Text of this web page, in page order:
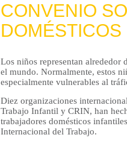
n
u
s
CONVENIO
DOMÉSTICOS
Los niños representan alrededor
el mundo. Normalmente, estos
especialmente vulnerables al
Diez organizaciones
Trabajo Infantil y CRIN, han
trabajadores domésticos
Internacional del Trabajo.